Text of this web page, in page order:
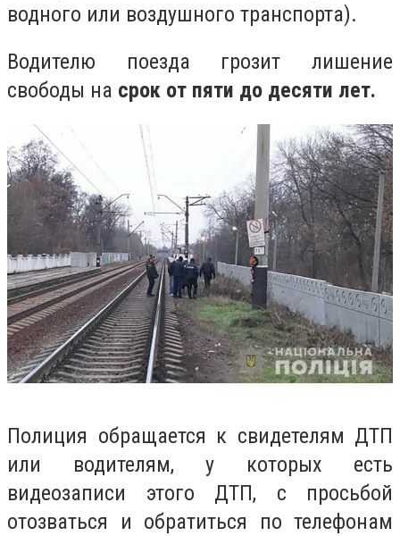
водного или воздушного транспорта).
Водителю поезда грозит лишение
свободы на срок от пяти до десяти лет.
Полиция обращается к свидетелям ДТП
или водителям, у которых есть
видеозаписи этого ДТП, с просьбой
отозваться и обратиться по телефонам